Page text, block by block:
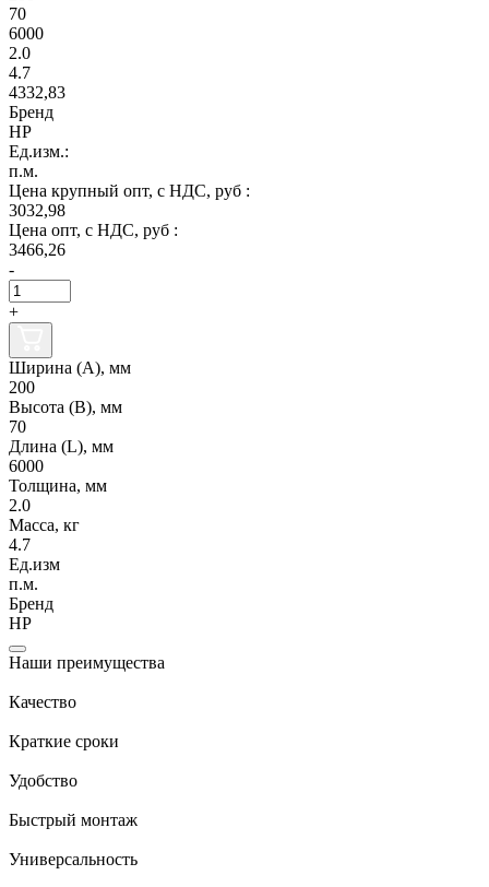
70
6000
2.0
4.7
4332,83
Бренд
НР
Ед.изм.:
п.м.
Цена крупный опт, с НДС, руб :
3032,98
Цена опт, с НДС, руб :
3466,26
-
+
Ширина (А), мм
200
Высота (В), мм
70
Длина (L), мм
6000
Толщина, мм
2.0
Масса, кг
4.7
Ед.изм
п.м.
Бренд
НР
Наши преимущества
Качество
Краткие сроки
Удобство
Быстрый монтаж
Универсальность